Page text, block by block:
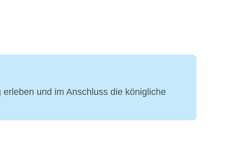
und im Anschluss die königliche